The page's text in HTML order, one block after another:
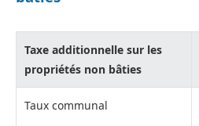
Taxe additionnelle sur les
propriétés non bâties
Taux communal